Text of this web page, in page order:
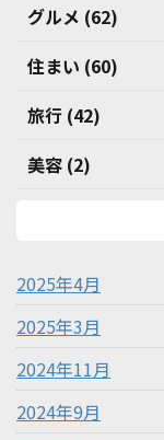
グルメ (62)
住まい (60)
旅行 (42)
美容 (2)
2025年4月
2025年3月
2024年11月
2024年9月